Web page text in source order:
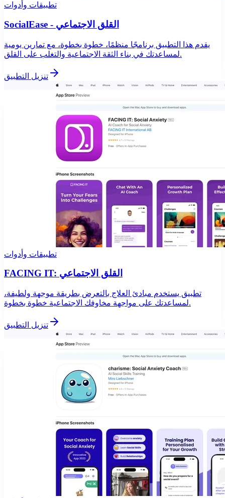
تطبيقات وأدوات
SocialEase - القلق الاجتماعي
يقدم هذا التطبيق برنامجًا منظمًا، خطوة بخطوة، مع تمارين يومية
لمساعدتك في بناء الثقة الاجتماعية والتغلب على القلق.
تنزيل التطبيق
تطبيقات وأدوات
FACING IT: القلق الاجتماعي
تطبيق يستخدم مبادئ العلاج بالتعرض بطريقة موجهة ولطيفة،
لمساعدتك على مواجهة مخاوفك الاجتماعية خطوة بخطوة.
تنزيل التطبيق